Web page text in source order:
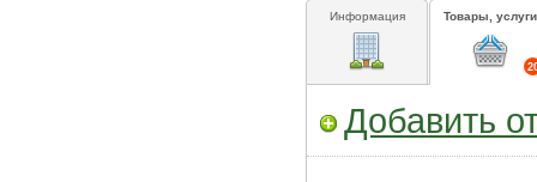
Информация Товары, услуги
Добавить